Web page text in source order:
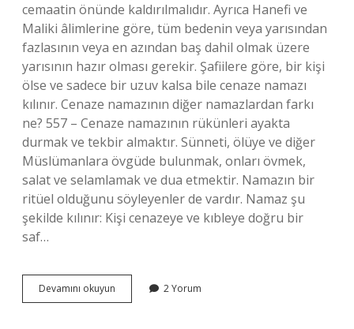
cemaatin önünde kaldırılmalıdır. Ayrıca Hanefi ve
Maliki âlimlerine göre, tüm bedenin veya yarısından
fazlasının veya en azından baş dahil olmak üzere
yarısının hazır olması gerekir. Şafiilere göre, bir kişi
ölse ve sadece bir uzuv kalsa bile cenaze namazı
kılınır. Cenaze namazının diğer namazlardan farkı
ne? 557 – Cenaze namazının rükünleri ayakta
durmak ve tekbir almaktır. Sünneti, ölüye ve diğer
Müslümanlara övgüde bulunmak, onları övmek,
salat ve selamlamak ve dua etmektir. Namazın bir
ritüel olduğunu söyleyenler de vardır. Namaz şu
şekilde kılınır: Kişi cenazeye ve kıbleye doğru bir
saf…
Devamını okuyun
Namazının
2 Yorum